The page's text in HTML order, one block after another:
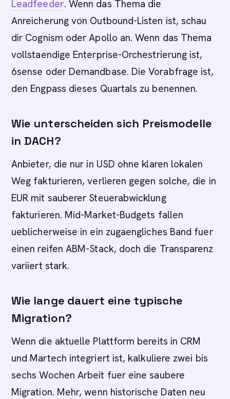
Leadfeeder. Wenn das Thema die
Anreicherung von Outbound-Listen ist, schau
dir Cognism oder Apollo an. Wenn das Thema
vollstaendige Enterprise-Orchestrierung ist,
6sense oder Demandbase. Die Vorabfrage ist,
den Engpass dieses Quartals zu benennen.
Wie unterscheiden sich Preismodelle
in DACH?
Anbieter, die nur in USD ohne klaren lokalen
Weg fakturieren, verlieren gegen solche, die in
EUR mit sauberer Steuerabwicklung
fakturieren. Mid-Market-Budgets fallen
ueblicherweise in ein zugaengliches Band fuer
einen reifen ABM-Stack, doch die Transparenz
variiert stark.
Wie lange dauert eine typische
Migration?
Wenn die aktuelle Plattform bereits in CRM
und Martech integriert ist, kalkuliere zwei bis
sechs Wochen Arbeit fuer eine saubere
Migration. Mehr, wenn historische Daten neu